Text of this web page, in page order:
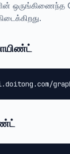
ஒருங்கிணைந்த